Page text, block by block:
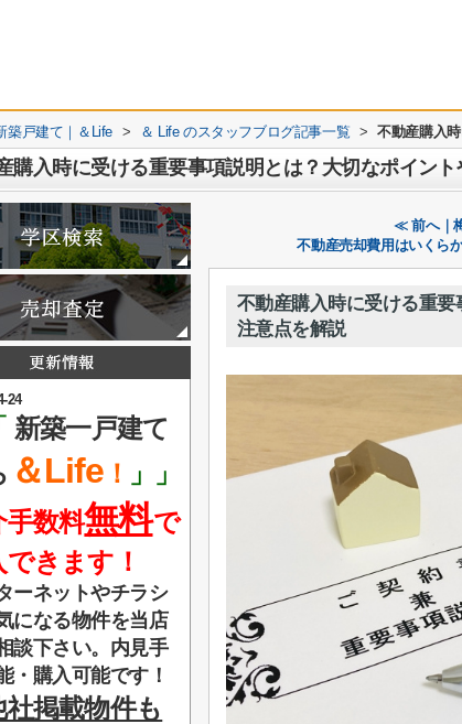
築戸建て｜＆Life > ＆ Life のスタッフブログ記事一覧 > 不動産購入
購入時に受ける重要事項説明とは？大切なポイン
≪ 前へ｜
不動産売却費用はいくら
不動産購入時に受ける重
注意点を解説
24
新築一戸建て
＆Life！ 」」
手数料無料で
できます！
ーネットやチラシ
になる物件を当店
談下さい。内見手
・購入可能です！
社掲載物件も